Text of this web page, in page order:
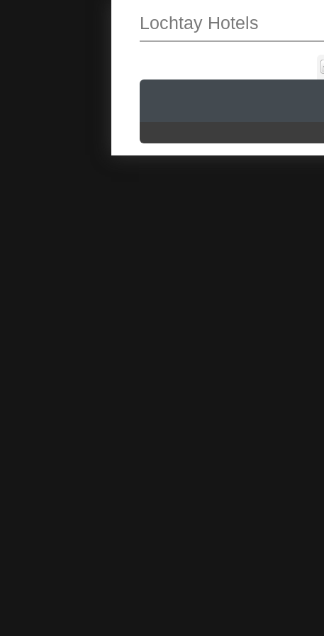
Lochtay Hotels